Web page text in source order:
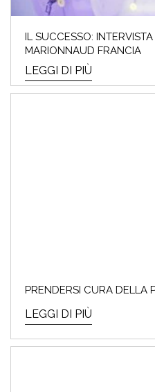
IL SUCCESSO:
MARIONNAUD FRANCIA
LEGGI DI PIÙ
PRENDERSI CURA DELLA
LEGGI DI PIÙ